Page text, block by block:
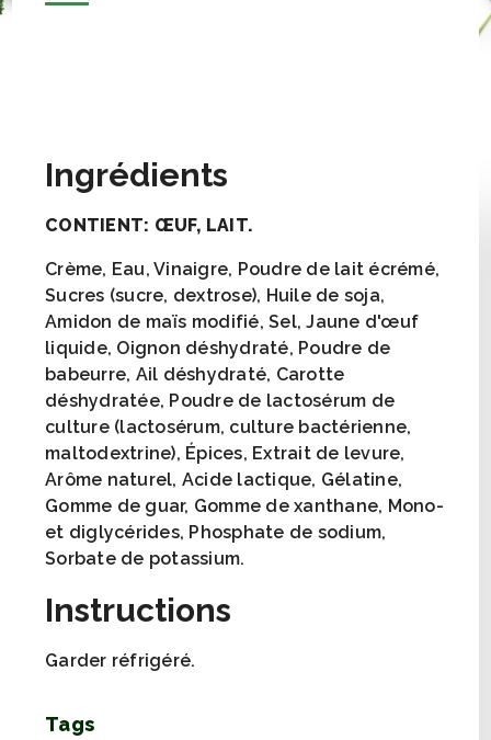
Ingrédients
CONTIENT: ŒUF, LAIT.
Crème, Eau, Vinaigre, Poudre de lait écrémé,
Sucres (sucre, dextrose), Huile de soja,
Amidon de maïs modifié, Sel, Jaune d'œuf
liquide, Oignon déshydraté, Poudre de
babeurre, Ail déshydraté, Carotte
déshydratée, Poudre de lactosérum de
culture (lactosérum, culture bactérienne,
maltodextrine), Épices, Extrait de levure,
Arôme naturel, Acide lactique, Gélatine,
Gomme de guar, Gomme de xanthane, Mono-
et diglycérides, Phosphate de sodium,
Sorbate de potassium.
Instructions
Garder réfrigéré.
Tags